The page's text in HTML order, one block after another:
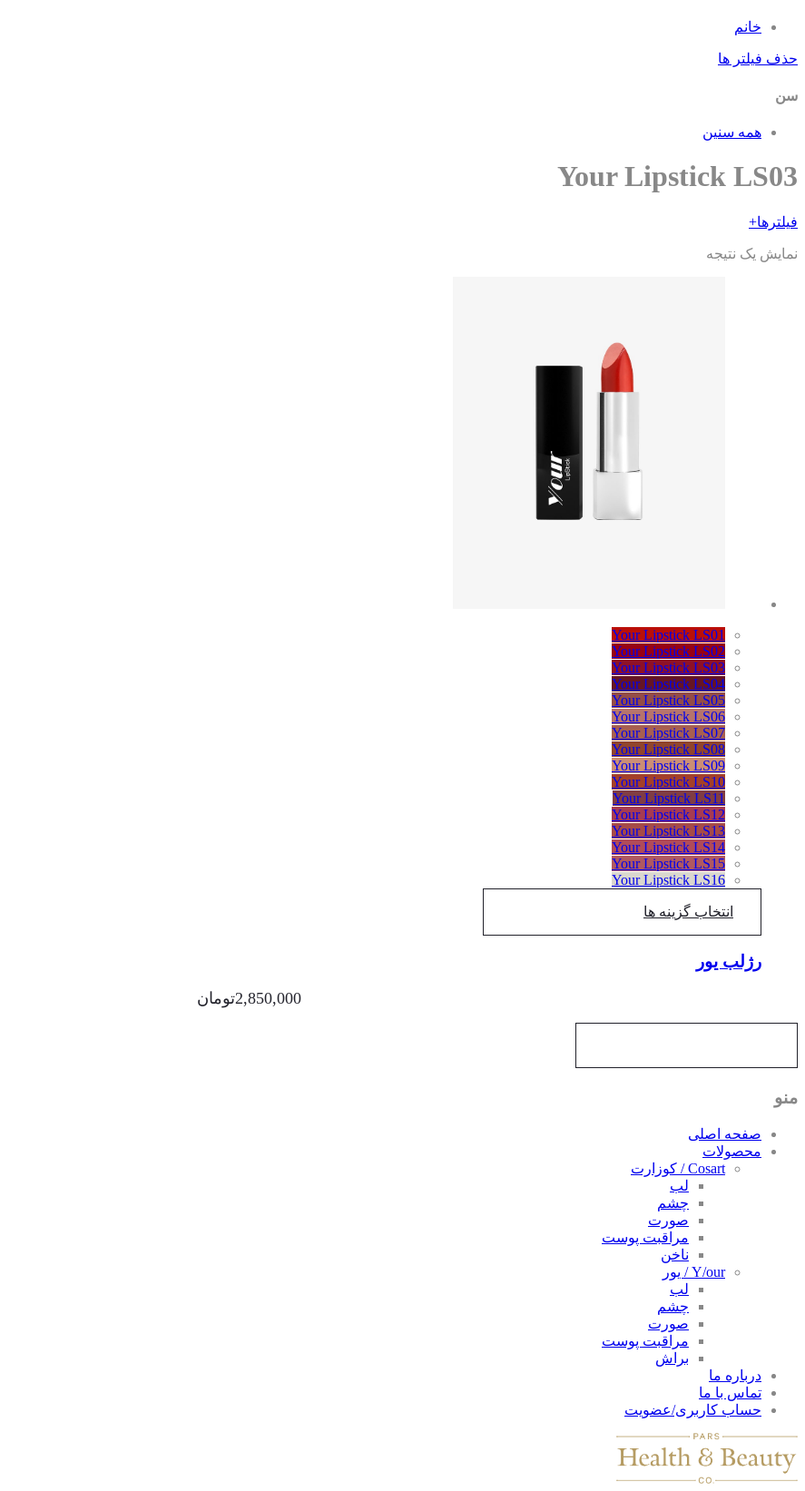
خانم
حذف فیلتر ها
سن
همه سنین
Your Lipstick LS03
فیلترها+
نمایش یک نتیجه
Your Lipstick LS01
Your Lipstick LS02
Your Lipstick LS03
Your Lipstick LS04
Your Lipstick LS05
Your Lipstick LS06
Your Lipstick LS07
Your Lipstick LS08
Your Lipstick LS09
Your Lipstick LS10
Your Lipstick LS11
Your Lipstick LS12
Your Lipstick LS13
Your Lipstick LS14
Your Lipstick LS15
Your Lipstick LS16
انتخاب گزینه ها
رژلب یور
2,850,000تومان
منو
صفحه اصلی
محصولات
Cosart / کوزارت
لب
چشم
صورت
مراقبت پوست
ناخن
Y/our / یور
لب
چشم
صورت
مراقبت پوست
براش
درباره ما
تماس با ما
حساب کاربری/عضویت